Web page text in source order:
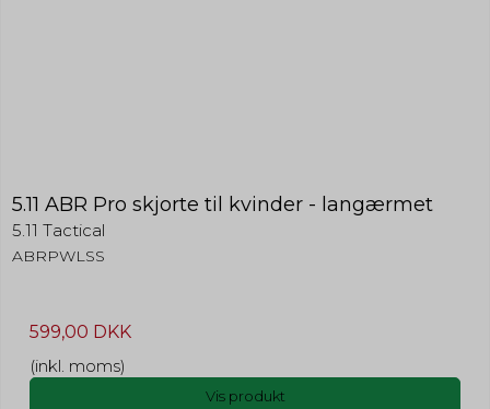
5.11 ABR Pro skjorte til kvinder - langærmet
5.11 Tactical
ABRPWLSS
599,00 DKK
(inkl. moms)
Vis produkt